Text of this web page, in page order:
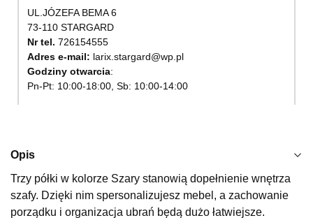
UL.JÓZEFA BEMA 6
73-110 STARGARD
Nr tel. 726154555
Adres e-mail: larix.stargard@wp.pl
Godziny otwarcia
Pn-Pt: 10:00-18:00, Sb: 10:00-14:00
SALON MEBLOWY KUBUŚ
Salon meblowy
Opis
Trzy półki w kolorze Szary stanowią dopełnienie wnętrza
szafy. Dzięki nim spersonalizujesz mebel, a zachowanie
porządku i organizacja ubrań będą dużo łatwiejsze.